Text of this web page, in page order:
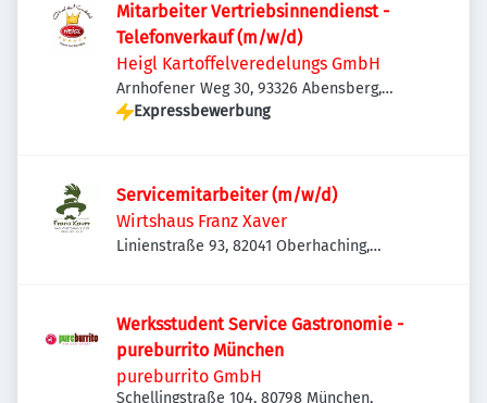
Mitarbeiter Vertriebsinnendienst -
Telefonverkauf (m/w/d)
Heigl Kartoffelveredelungs GmbH
Arnhofener Weg 30, 93326 Abensberg,
Deutschland
Expressbewerbung
Servicemitarbeiter (m/w/d)
Wirtshaus Franz Xaver
Linienstraße 93, 82041 Oberhaching,
Werksstudent Service Gastronomie -
pureburrito München
pureburrito GmbH
Schellingstraße 104, 80798 München,